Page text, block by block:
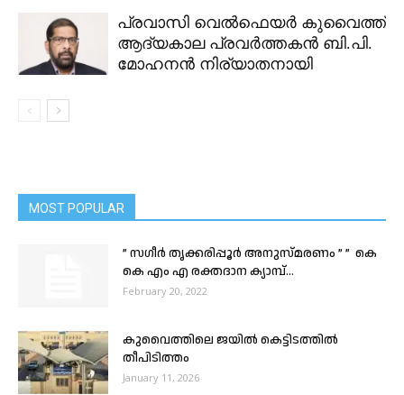
പ്രവാസി വെൽഫെയർ കുവൈത്ത്
ആദ്യകാല പ്രവർത്തകൻ ബി.പി.
മോഹനൻ നിര്യാതനായി
MOST POPULAR
” സഗീർ തൃക്കരിപ്പൂർ അനുസ്മരണം ” ” കെ
കെ എം എ രക്തദാന ക്യാമ്പ്...
February 20, 2022
കുവൈത്തിലെ ജയിൽ കെട്ടിടത്തിൽ
തീപിടിത്തം
January 11, 2026